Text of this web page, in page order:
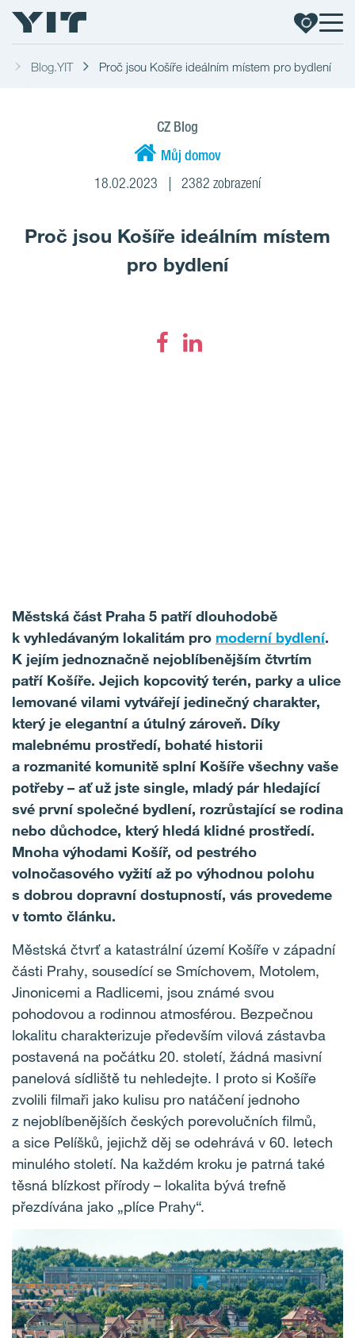
Blog.YIT Proč jsou Košíře ideálním místem pro bydlení
CZ Blog
Můj domov
18.02.2023 2382 zobrazení
Proč jsou Košíře ideálním místem
pro bydlení
Městská část Praha 5 patří dlouhodobě
k vyhledávaným lokalitám pro moderní bydlení.
K jejím jednoznačně nejoblíbenějším čtvrtím
patří Košíře. Jejich kopcovitý terén, parky a ulice
lemované vilami vytvářejí jedinečný charakter,
který je elegantní a útulný zároveň. Díky
malebnému prostředí, bohaté historii
a rozmanité komunitě splní Košíře všechny vaše
potřeby – ať už jste single, mladý pár hledající
své první společné bydlení, rozrůstající se rodina
nebo důchodce, který hledá klidné prostředí.
Mnoha výhodami Košíř, od pestrého
volnočasového vyžití až po výhodnou polohu
s dobrou dopravní dostupností, vás provedeme
v tomto článku.
Městská čtvrť a katastrální území Košíře v západní
části Prahy, sousedící se Smíchovem, Motolem,
Jinonicemi a Radlicemi, jsou známé svou
pohodovou a rodinnou atmosférou. Bezpečnou
lokalitu charakterizuje především vilová zástavba
postavená na počátku 20. století, žádná masivní
panelová sídliště tu nehledejte. I proto si Košíře
zvolili filmaři jako kulisu pro natáčení jednoho
z nejoblíbenějších českých porevolučních filmů,
a sice Pelíšků, jejichž děj se odehrává v 60. letech
minulého století. Na každém kroku je patrná také
těsná blízkost přírody – lokalita bývá trefně
přezdívána jako „plíce Prahy“.